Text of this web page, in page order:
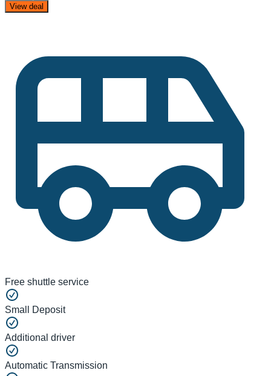
View deal
Free shuttle service
Small Deposit
Additional driver
Automatic Transmission